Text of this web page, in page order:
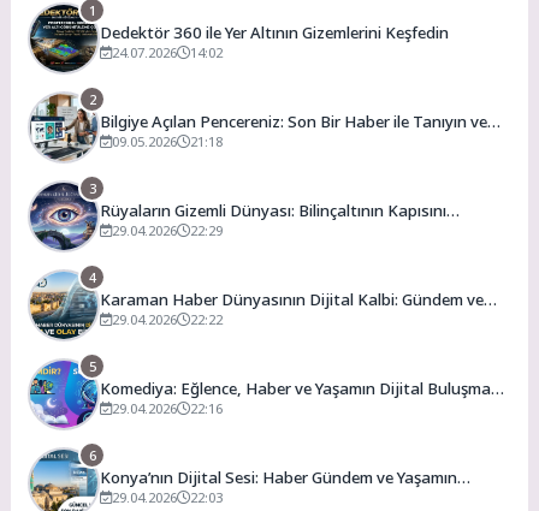
1
Dedektör 360 ile Yer Altının Gizemlerini Keşfedin
24.07.2026 14:02
2
Bilgiye Açılan Pencereniz: Son Bir Haber ile Tanıyın ve
Keşfedin
09.05.2026 21:18
3
Rüyaların Gizemli Dünyası: Bilinçaltının Kapısını
Aralamak
29.04.2026 22:29
4
Karaman Haber Dünyasının Dijital Kalbi: Gündem ve
Olay
29.04.2026 22:22
5
Komediya: Eğlence, Haber ve Yaşamın Dijital Buluşma
Noktası
29.04.2026 22:16
6
Konya’nın Dijital Sesi: Haber Gündem ve Yaşamın
Merkezi
29.04.2026 22:03